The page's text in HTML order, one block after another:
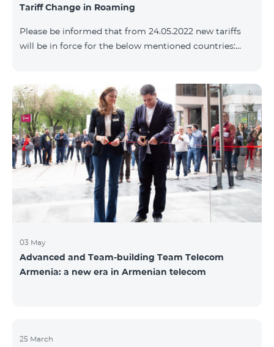
փաթեթների՝ համաձայն ստորին աղյուսակի․
փաթեթ Տանգո Հետվճարային «Սմարթ 15000»
Ֆլամենկո
Tariff Change in Roaming
Please be informed that from 24.05.2022 new tariffs
will be in force for the below mentioned countries:
International – 2500 AMD/minute Outgoing calls local
– 800 AMD/minute SMS – 500 AMD Internet – 8000
AMD/MB Country list: Angola, Bermuda, Burkina
Fasso, Cape Verde, Cuba, Chili, Dominican Republic,
Equatorial Guinea, Ethiopia, Gambia, Guinea,
Madagascar, Malawi, Maldives, Monaco, Mongolia,
Namibi
03 May
Advanced and Team-building Team Telecom
Armenia: a new era in Armenian telecom
25 March